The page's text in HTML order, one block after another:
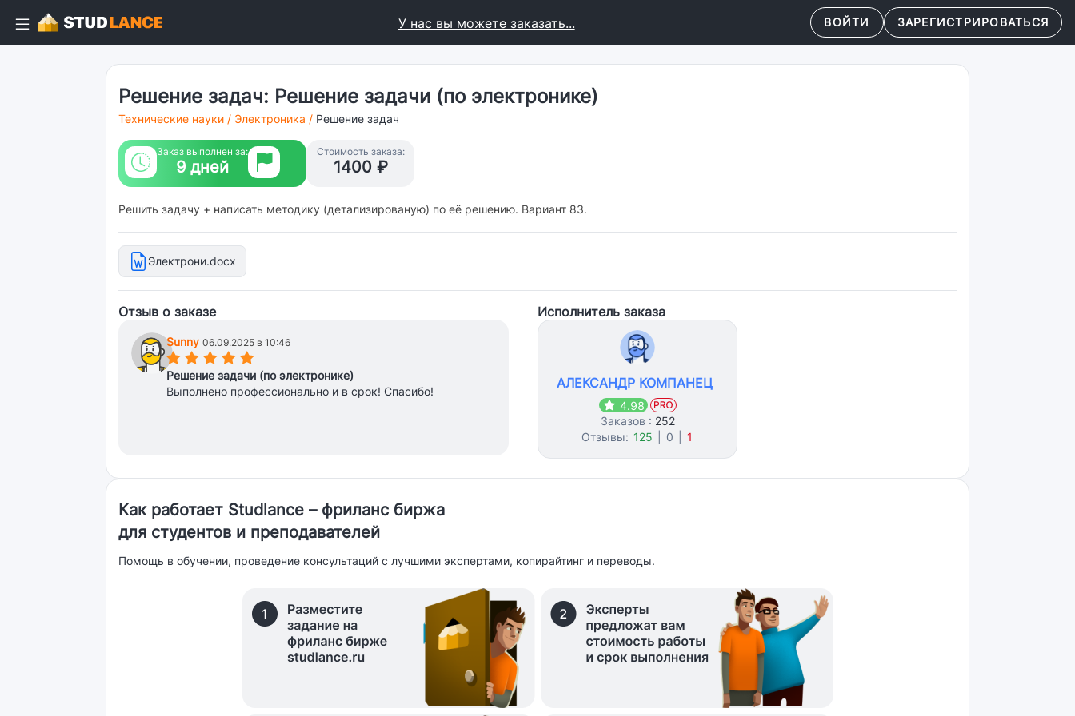
У нас вы можете заказать... ВОЙТИ ЗАРЕГИСТРИРОВАТЬСЯ
Решение задач: Решение задачи (по электронике)
Технические науки / Электроника / Решение задач
Заказ выполнен за:
9 дней
Стоимость заказа:
1400 ₽
Решить задачу + написать методику (детализированую) по её решению. Вариант 83.
Электрони.docx
Отзыв о заказе
Sunny 06.09.2025 в 10:46
(*)(*)(*)(*)(*)
Решение задачи (по электронике)
Выполнено профессионально и в срок! Спасибо!
Исполнитель заказа
АЛЕКСАНДР КОМПАНЕЦ
4.98
Заказов : 252
Отзывы: 125 0 1
Как работает Studlance – фриланс биржа
для студентов и преподавателей
Помощь в обучении, проведение консультаций с лучшими экспертами, копирайтинг и переводы.